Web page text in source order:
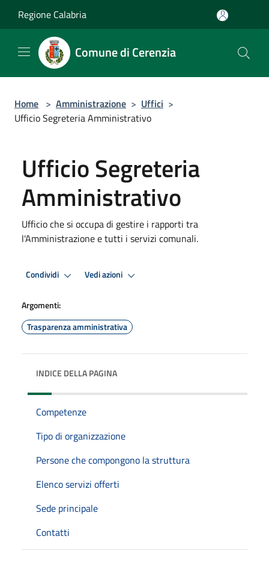
Regione Calabria
Comune di Cerenzia
Home > Amministrazione > Uffici >
Ufficio Segreteria Amministrativo
Ufficio Segreteria
Amministrativo
Ufficio che si occupa di gestire i rapporti tra
l'Amministrazione e tutti i servizi comunali.
Condividi Vedi azioni
Argomenti:
Trasparenza amministrativa
INDICE DELLA PAGINA
Competenze
Tipo di organizzazione
Persone che compongono la struttura
Elenco servizi offerti
Sede principale
Contatti